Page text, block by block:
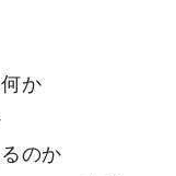
か
のか